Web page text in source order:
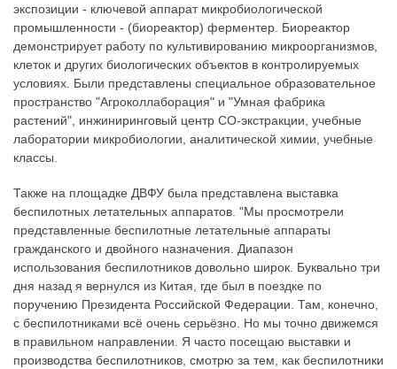
экспозиции - ключевой аппарат микробиологической
промышленности - (биореактор) ферментер. Биореактор
демонстрирует работу по культивированию микроорганизмов,
клеток и других биологических объектов в контролируемых
условиях. Были представлены специальное образовательное
пространство "Агроколлаборация" и "Умная фабрика
растений", инжиниринговый центр СО-экстракции, учебные
лаборатории микробиологии, аналитической химии, учебные
классы.
Также на площадке ДВФУ была представлена выставка
беспилотных летательных аппаратов. "Мы просмотрели
представленные беспилотные летательные аппараты
гражданского и двойного назначения. Диапазон
использования беспилотников довольно широк. Буквально три
дня назад я вернулся из Китая, где был в поездке по
поручению Президента Российской Федерации. Там, конечно,
с беспилотниками всё очень серьёзно. Но мы точно движемся
в правильном направлении. Я часто посещаю выставки и
производства беспилотников, смотрю за тем, как беспилотники